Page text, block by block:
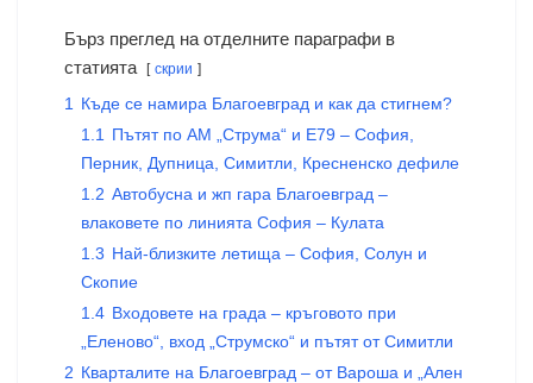
Бърз преглед на отделните параграфи в
статията
скрии
1
Къде се намира Благоевград и как да стигнем?
1.1
Пътят по АМ „Струма“ и Е79 – София,
Перник, Дупница, Симитли, Кресненско дефиле
1.2 Автобусна и жп гара Благоевград –
влаковете по линията София – Кулата
1.3 Най-близките летища – София, Солун и
Скопие
1.4 Входовете на града – кръговото при
„Еленово“, вход „Струмско“ и пътят от Симитли
2 Кварталите на Благоевград – от Вароша и „Ален